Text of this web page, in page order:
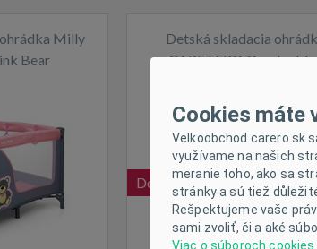
Milly
Bear
Detská skladacia
CARETERO Quadra
Dočasne nedostupné
Cookies máte
Velkoobchod.carero.sk
využívame na našich
meranie toho, ako sa
stránky a sú tiež
Rešpektujeme vaše
sami zvoliť, či a aké
Viac o súboroch cookies